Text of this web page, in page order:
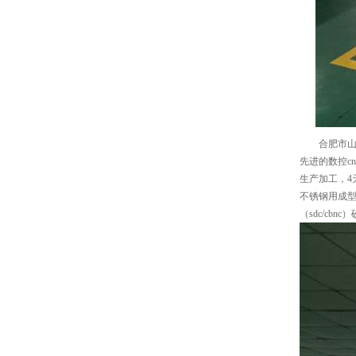
合肥市山
先进的数控
生产加工，4
不锈钢用成
（sdc/cbnc